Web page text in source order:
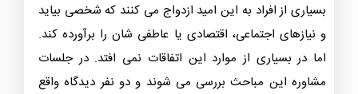
بسیاری از افراد به این امید ازدواج می کنند که شخصی بیاید
و نیازهای اجتماعی، اقتصادی یا عاطفی شان را برآورده کند.
اما در بسیاری از موارد این اتفاقات نمی افتد. در جلسات
مشاوره این مباحث بررسی می شوند و دو نفر دیدگاه واقع